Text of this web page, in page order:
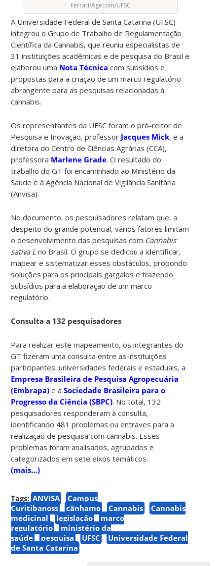
Ferrari/Agecom/UFSC
A Universidade Federal de Santa Catarina (UFSC)
integrou o Grupo de Trabalho de Regulamentação
Científica da Cannabis, que reuniu especialistas de
31 instituições acadêmicas e de pesquisa do Brasil e
elaborou uma Nota Técnica com subsídios e
propostas para a criação de um marco regulatório
abrangente para as pesquisas relacionadas à
cannabis.
Os representantes da UFSC foram o pró-reitor de
Pesquisa e Inovação, professor Jacques Mick, e a
diretora do Centro de Ciências Agrárias (CCA),
professora Marlene Grade. O resultado do
trabalho do GT foi encaminhado ao Ministério da
Saúde e à Agência Nacional de Vigilância Sanitária
(Anvisa).
No documento, os pesquisadores relatam que, a
despeito do grande potencial, vários fatores limitam
o desenvolvimento das pesquisas com Cannabis
sativa L no Brasil. O grupo se dedicou a identificar,
mapear e sistematizar esses obstáculos, propondo
soluções para os principais gargalos e trazendo
subsídios para a elaboração de um marco
regulatório.
Consulta a 132 pesquisadores
Para realizar este mapeamento, os integrantes do
GT fizeram uma consulta entre as instituições
participantes: universidades federais e estaduais, a
Empresa Brasileira de Pesquisa Agropecuária
(Embrapa) e aSociedade Brasileira para o
Progresso da Ciência (SBPC). No total, 132
pesquisadores responderam à consulta,
identificando 481 problemas ou entraves para a
realização de pesquisa com cannabis. Esses
problemas foram analisados, agrupados e
categorizados em sete eixos temáticos.
(mais…)
Tags: ANVISA
Campus
Curitibanoss
cânhamo Cannabis
Cannabis
medicinal
legislação
marco
regulatório
ministério da
saúde
pesquisa UFSC
Universidade Federal
de Santa Catarina